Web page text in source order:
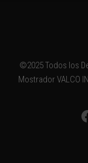
©2025 Todos los
Mostrador VALCO